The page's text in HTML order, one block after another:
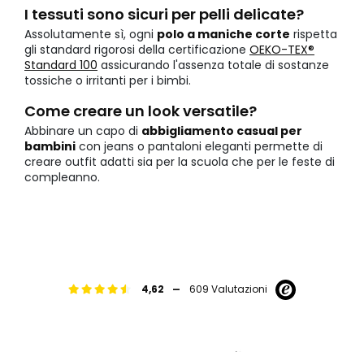
I tessuti sono sicuri per pelli delicate?
Assolutamente sì, ogni polo a maniche corte rispetta
gli standard rigorosi della certificazione OEKO-TEX®
Standard 100 assicurando l'assenza totale di sostanze
tossiche o irritanti per i bimbi.
Come creare un look versatile?
Abbinare un capo di abbigliamento casual per
bambini con jeans o pantaloni eleganti permette di
creare outfit adatti sia per la scuola che per le feste di
compleanno.
4,62 - 609 Valutazioni